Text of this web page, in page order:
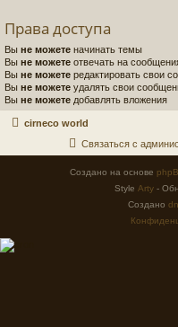
Права доступа
Вы не можете начинать темы
Вы не можете отвечать на
Вы не можете редактировать свои
Вы не можете удалять свои
Вы не можете добавлять вложения
cirneco world
Связаться с
Создано на основе
Style Arty -
Создано